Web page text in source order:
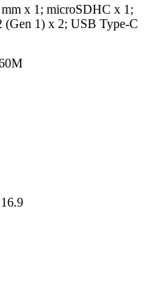
x 1; microSDHC x 1;
(Gen 1) x 2; USB Type-C